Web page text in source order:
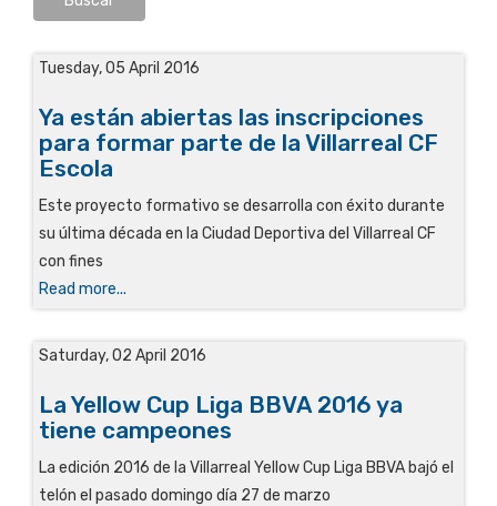
Tuesday, 05 April 2016
Ya están abiertas las inscripciones
para formar parte de la Villarreal CF
Escola
Este proyecto formativo se desarrolla con éxito durante
su última década en la Ciudad Deportiva del Villarreal CF
con fines
Read more...
Saturday, 02 April 2016
La Yellow Cup Liga BBVA 2016 ya
tiene campeones
La edición 2016 de la Villarreal Yellow Cup Liga BBVA bajó el
telón el pasado domingo día 27 de marzo